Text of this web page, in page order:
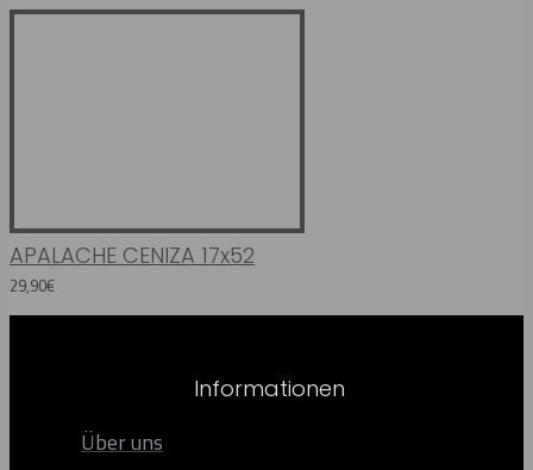
APALACHE CENIZA 17x52
29,90€
Informationen
Über uns